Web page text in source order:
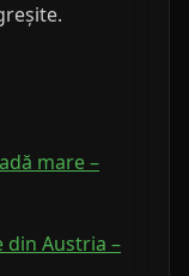
mare –
din Austria –